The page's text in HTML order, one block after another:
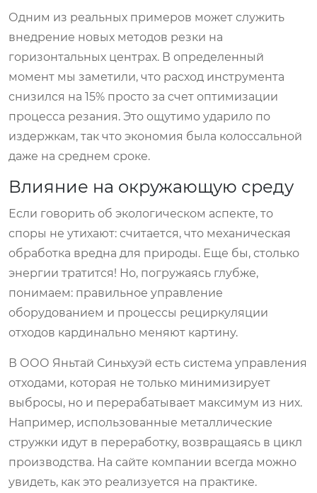
Одним из реальных примеров может служить
внедрение новых методов резки на
горизонтальных центрах. В определенный
момент мы заметили, что расход инструмента
снизился на 15% просто за счет оптимизации
процесса резания. Это ощутимо ударило по
издержкам, так что экономия была колоссальной
даже на среднем сроке.
Влияние на окружающую среду
Если говорить об экологическом аспекте, то
споры не утихают: считается, что механическая
обработка вредна для природы. Еще бы, столько
энергии тратится! Но, погружаясь глубже,
понимаем: правильное управление
оборудованием и процессы рециркуляции
отходов кардинально меняют картину.
В ООО Яньтай Синьхуэй есть система управления
отходами, которая не только минимизирует
выбросы, но и перерабатывает максимум из них.
Например, использованные металлические
стружки идут в переработку, возвращаясь в цикл
производства. На сайте компании всегда можно
увидеть, как это реализуется на практике.